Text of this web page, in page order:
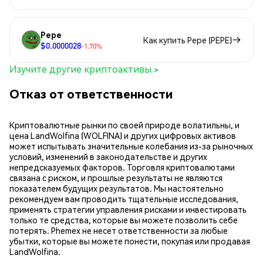
Pepe
$0.0000028-1.70%
Как купить Pepe (PEPE)
Изучите другие криптоактивы >
Отказ от ответственности
Криптовалютные рынки по своей природе волатильны, и
цена LandWolfina (WOLFINA) и других цифровых активов
может испытывать значительные колебания из-за рыночных
условий, изменений в законодательстве и других
непредсказуемых факторов. Торговля криптовалютами
связана с риском, и прошлые результаты не являются
показателем будущих результатов. Мы настоятельно
рекомендуем вам проводить тщательные исследования,
применять стратегии управления рисками и инвестировать
только те средства, которые вы можете позволить себе
потерять. Phemex не несет ответственности за любые
убытки, которые вы можете понести, покупая или продавая
LandWolfina.